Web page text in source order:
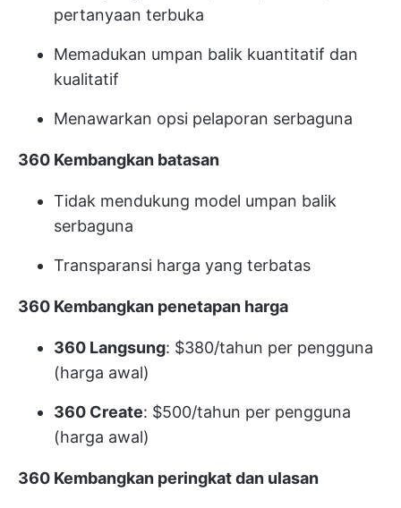
pertanyaan terbuka
Memadukan umpan balik kuantitatif dan
kualitatif
Menawarkan opsi pelaporan serbaguna
360 Kembangkan batasan
Tidak mendukung model umpan balik
serbaguna
Transparansi harga yang terbatas
360 Kembangkan penetapan harga
360 Langsung: $380/tahun per pengguna
(harga awal)
360 Create: $500/tahun per pengguna
(harga awal)
360 Kembangkan peringkat dan ulasan